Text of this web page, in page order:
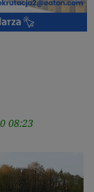
08:23